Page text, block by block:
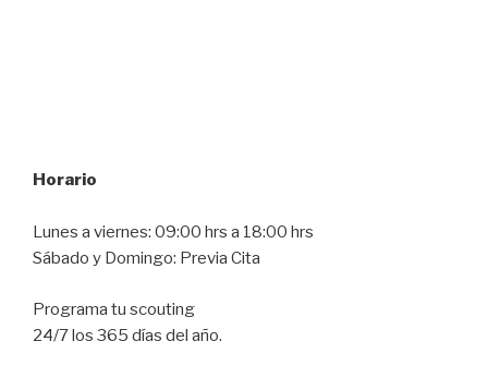
Horario
Lunes a viernes: 09:00 hrs a 18:00 hrs
Sábado y Domingo: Previa Cita
Programa tu scouting
24/7 los 365 días del año.